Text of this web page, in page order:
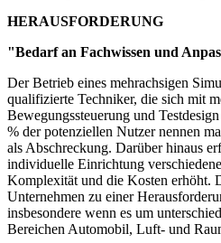
HERAUSFORDERUNG
"Bedarf an Fachwissen und
Der Betrieb eines mehrachsigen
qualifizierte Techniker, die sich mit
Bewegungssteuerung und
% der potenziellen Nutzer nennen
als Abschreckung. Darüber hinaus
individuelle Einrichtung
Komplexität und die Kosten erhöht.
Unternehmen zu einer
insbesondere wenn es um
Bereichen Automobil, Luft- und